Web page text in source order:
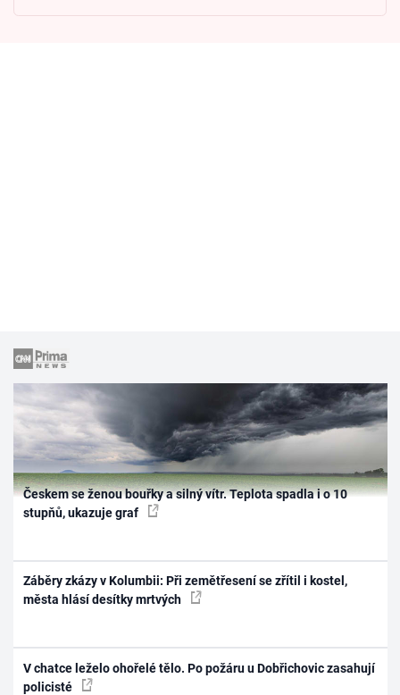
Českem se ženou bouřky a silný vítr. Teplota spadla i o 10
stupňů, ukazuje graf
Záběry zkázy v Kolumbii: Při zemětřesení se zřítil i kostel,
města hlásí desítky mrtvých
V chatce leželo ohořelé tělo. Po požáru u Dobřichovic zasahují
policisté